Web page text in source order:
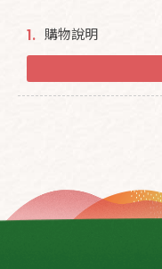
1. 購物說明